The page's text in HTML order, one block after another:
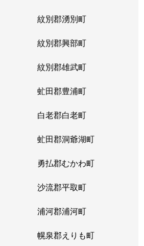
紋別郡湧別町
紋別郡興部町
紋別郡雄武町
虻田郡豊浦町
白老郡白老町
虻田郡洞爺湖町
勇払郡むかわ町
沙流郡平取町
浦河郡浦河町
幌泉郡えりも町